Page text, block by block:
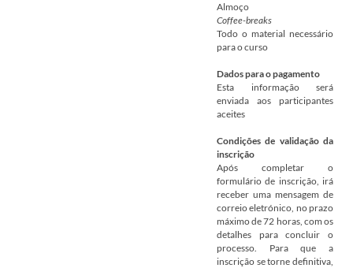
Almoço
Coffee-breaks
Todo o material necessário
para o curso
Dados para o pagamento
Esta informação será
enviada aos participantes
aceites
Condições de validação da
inscrição
Após completar o
formulário de inscrição, irá
receber uma mensagem de
correio eletrónico, no prazo
máximo de 72 horas, com os
detalhes para concluir o
processo. Para que a
inscrição se torne definitiva,